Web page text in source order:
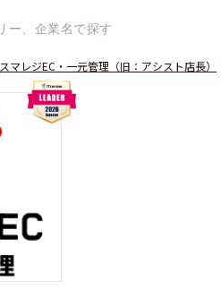
スマレジEC・一元管理（旧：アシスト店長）